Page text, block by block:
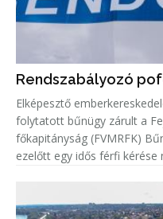
Rendszabályozó
Elképesztő
folytatott bűnügy zárult a
főkapitányság (FVMRFK)
ezelőtt egy idős férfi kérése